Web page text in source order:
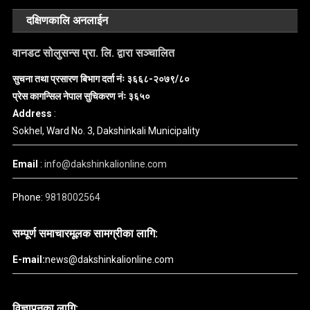
दक्षिणकालि अनलाईन
वानडट सोलुसन्स प्रा. लि. द्वारा सञ्चालित
सुचना तथा प्रसारण बिभाग दर्ता नंः ३६६८-२०७९/८०
प्रेस कागन्सिल नेपाल सुचिकरण नंः ३६५०
Address :
Sokhel, Ward No. 3, Dakshinkali Municipality
Email :info@dakshinkalionline.com
Phone:9818002564
सम्पूर्ण समाचारमूलक सामग्रीका लागि:
E-mail:news@dakshinkalionline.com